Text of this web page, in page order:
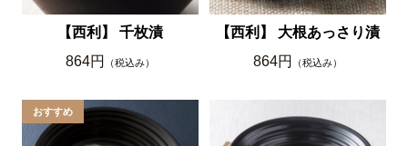
【西利】 千枚漬
864円
（税込み）
【西利】 大根あっさり漬
864円
（税込み）